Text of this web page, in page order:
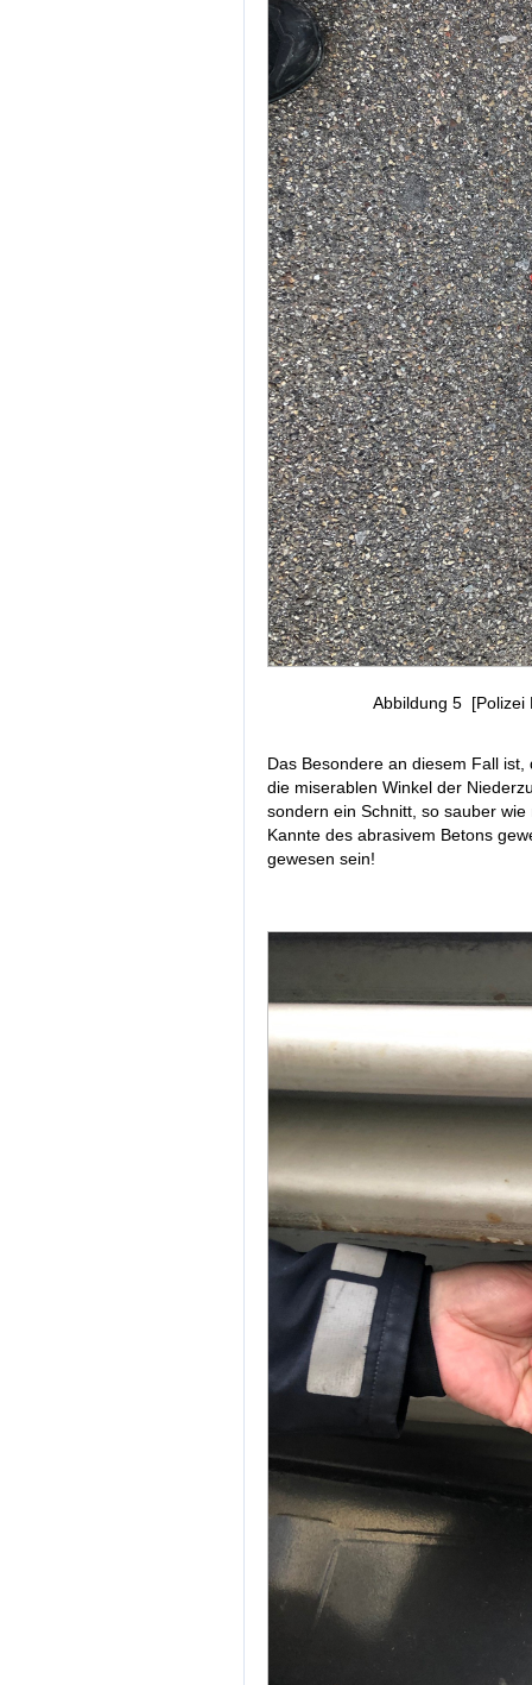
Abbildung 5 [Polizei
Das Besondere an diesem Fall
die miserablen Winkel der
sondern ein Schnitt, so sauber
Kannte des abrasivem Betons
gewesen sein!